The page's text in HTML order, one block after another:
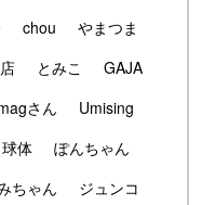
chou
やまつま
とみこ
GAJA
さん
Umising
球体
ぽんちゃん
ちゃん
ジュンコ